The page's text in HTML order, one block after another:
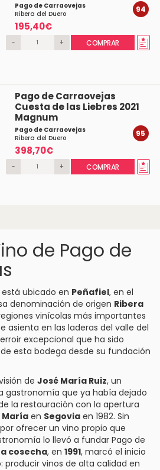
Pago de Carraovejas
Ribera del Duero
195,40€
94
- + COMPRAR
Pago de Carraovejas
Cuesta de las Liebres 2021
Magnum
Pago de Carraovejas
Ribera del Duero
398,70€
95
- + COMPRAR
de Pago de
está ubicado en Peñafiel, en el
denominación de origen Ribera
vinícolas más importantes
asienta en las laderas del valle del
excepcional que ha sido
esta bodega desde su fundación
de José María Ruiz, un
gastronomía que ya había dejado
la restauración con la apertura
María en Segovia en 1982. Sin
ofrecer un vino propio que
lo llevó a fundar Pago de
cosecha, en 1991, marcó el inicio
producir vinos de alta calidad en